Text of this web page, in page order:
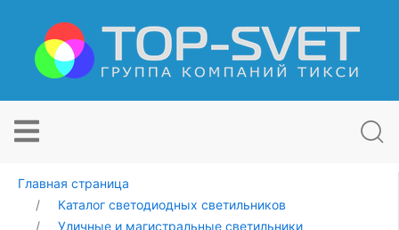
Главная страница
Каталог светодиодных светильников
Уличные и магистральные светильники